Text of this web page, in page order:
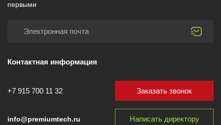
первыми
Контактная информация
+7 915 700 11 32
info@premiumtech.ru
Заказать звонок
Написать директору